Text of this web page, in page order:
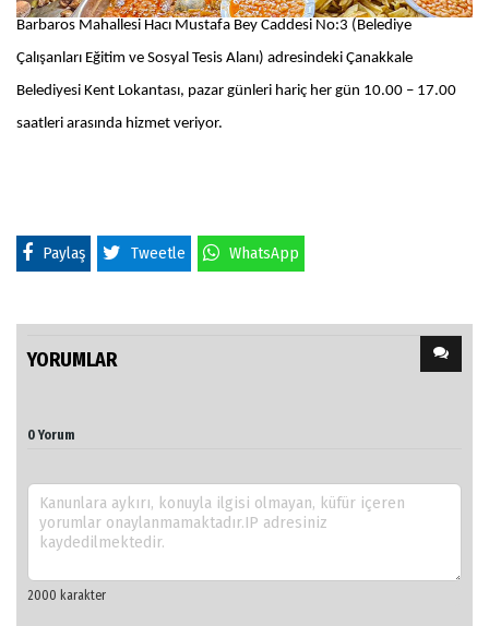
Barbaros Mahallesi Hacı Mustafa Bey Caddesi No:3 (Belediye
Çalışanları Eğitim ve Sosyal Tesis Alanı) adresindeki Çanakkale
Belediyesi Kent Lokantası, pazar günleri hariç her gün 10.00 – 17.00
saatleri arasında hizmet veriyor.
Paylaş Tweetle WhatsApp
YORUMLAR
0 Yorum